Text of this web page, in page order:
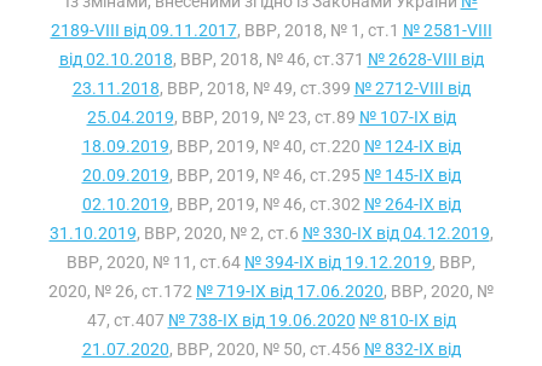
2189-VIII від 09.11.2017, ВВР, 2018, № 1, ст.1 № 2581-VIII
від 02.10.2018, ВВР, 2018, № 46, ст.371 № 2628-VIII від
23.11.2018, ВВР, 2018, № 49, ст.399 № 2712-VIII від
25.04.2019, ВВР, 2019, № 23, ст.89 № 107-IX від
18.09.2019, ВВР, 2019, № 40, ст.220 № 124-IX від
20.09.2019, ВВР, 2019, № 46, ст.295 № 145-IX від
02.10.2019, ВВР, 2019, № 46, ст.302 № 264-IX від
31.10.2019, ВВР, 2020, № 2, ст.6 № 330-IX від 04.12.2019,
ВВР, 2020, № 11, ст.64 № 394-IX від 19.12.2019, ВВР,
2020, № 26, ст.172 № 719-IX від 17.06.2020, ВВР, 2020, №
47, ст.407 № 738-IX від 19.06.2020 № 810-IX від
21.07.2020, ВВР, 2020, № 50, ст.456 № 832-IX від